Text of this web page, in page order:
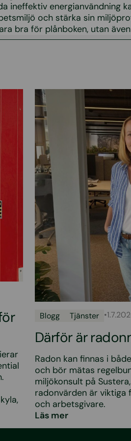
ineffektiv energianvändning
och stärka sin
bra för plånboken, utan
Blogg Tjänster •
Därför är
Radon kan finnas i
och bör mätas
miljökonsult på
radonvärden är viktiga
och arbetsgivare.
Läs mer